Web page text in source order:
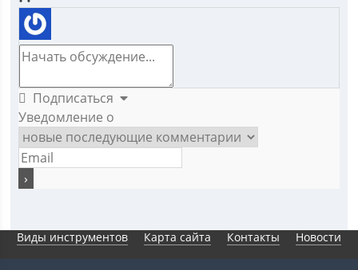
Подписаться
Уведомление о
Виды инструментов Карта сайта Контакты Новости